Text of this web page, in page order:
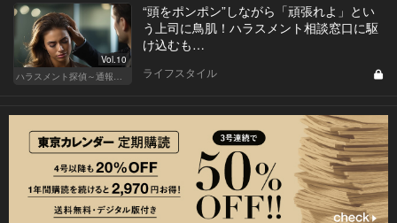
Vol.10
ハラスメント探偵～通報編～
“頭をポンポン”しながら「頑張れよ」とい
う上司に鳥肌！ハラスメント相談窓口に駆
け込むも…
ライフスタイル